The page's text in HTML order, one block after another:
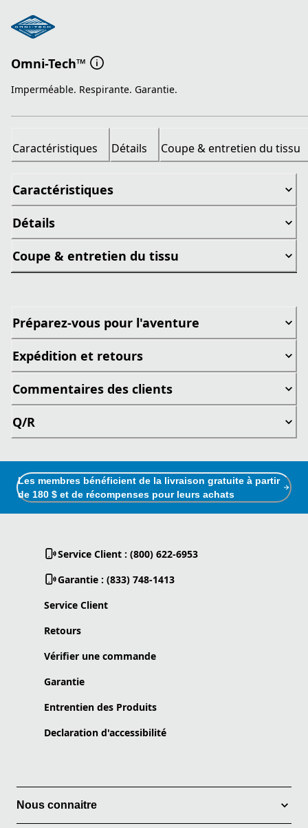
Omni-Tech™
Imperméable. Respirante. Garantie.
Caractéristiques Détails Coupe & entretien du tissu
Caractéristiques
Détails
Coupe & entretien du tissu
Préparez-vous pour l'aventure
Expédition et retours
Commentaires des clients
Q/R
Les membres bénéficient de la livraison gratuite à partir
de 180 $ et de récompenses pour leurs achats
Service Client : (800) 622-6953
Garantie : (833) 748-1413
Service Client
Retours
Vérifier une commande
Garantie
Entrentien des Produits
Declaration d'accessibilité
Nous connaitre